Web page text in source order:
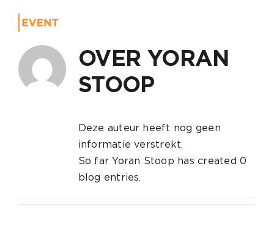
OVER YORAN
STOOP
Deze auteur heeft nog geen
informatie verstrekt.
So far Yoran Stoop has created 0
blog entries.